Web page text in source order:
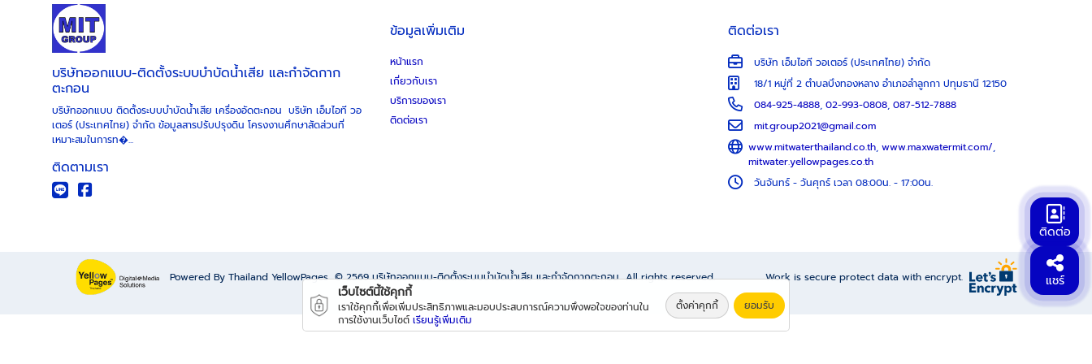
บริษัทออกแบบ-ติดตั้งระบบบำบัดน้ำเสีย และกำจัดกาก
ตะกอน
บริษัทออกแบบ ติดตั้งระบบบำบัดน้ำเสีย เครื่องอัดตะกอน บริษัท เอ็มไอที วอ
เตอร์ (ประเทศไทย) จำกัด ข้อมูลสารปรับปรุงดิน โครงงานศึกษาสัดส่วนที่
เหมาะสมในการท�...
ติดตามเรา
ข้อมูลเพิ่มเติม
หน้าแรก
เกี่ยวกับเรา
บริการของเรา
ติดต่อเรา
ติดต่อเรา
บริษัท เอ็มไอที วอเตอร์ (ประเทศไทย) จำกัด
18/1 หมู่ที่ 2 ตำบลบึงทองหลาง อำเภอลำลูกกา ปทุมธานี 12150
084-925-4888, 02-993-0808, 087-512-7888
mit.group2021@gmail.com
www.mitwaterthailand.co.th, www.maxwatermit.com/,
mitwater.yellowpages.co.th
วันจันทร์ - วันศุกร์ เวลา 08:00น. - 17:00น.
Powered By Thailand YellowPages © 2569บริษัทออกแบบ-ติดตั้งระบบบำบัดน้ำเสีย และกำจัดกากตะกอน All rights reserved. Work is secure protect data with encrypt.
ติดต่อ
แชร์
เว็บไซต์นี้ใช้คุกกี้
เราใช้คุกกี้เพื่อเพิ่มประสิทธิภาพและมอบประสบการณ์ความพึงพอใจของท่านใน
การใช้งานเว็บไซต์ เรียนรู้เพิ่มเติม
ตั้งค่าคุกกี้ ยอมรับ